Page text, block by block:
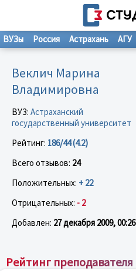
ВУЗы Россия Астрахань АГУ
Веклич Марина
Владимировна
ВУЗ: Астраханский
государственный университет
Рейтинг: 186/44 (4.2)
Всего отзывов: 24
Положительных: + 22
Отрицательных: - 2
Добавлен: 27 декабря 2009, 00:26
Рейтинг преподавателя